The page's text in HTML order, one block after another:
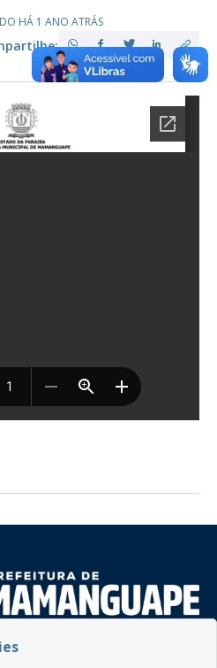
HÁ 1 ANO ATRÁS
Centro